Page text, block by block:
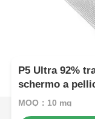
P5 Ultra 92%
schermo a
pubblicità in
MOQ：10 mq